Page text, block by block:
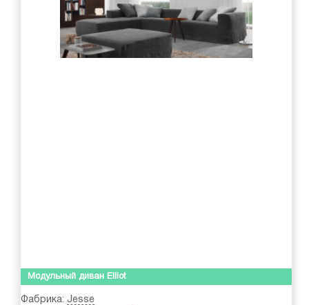
Модульный диван Elliot
Фабрика: Jesse